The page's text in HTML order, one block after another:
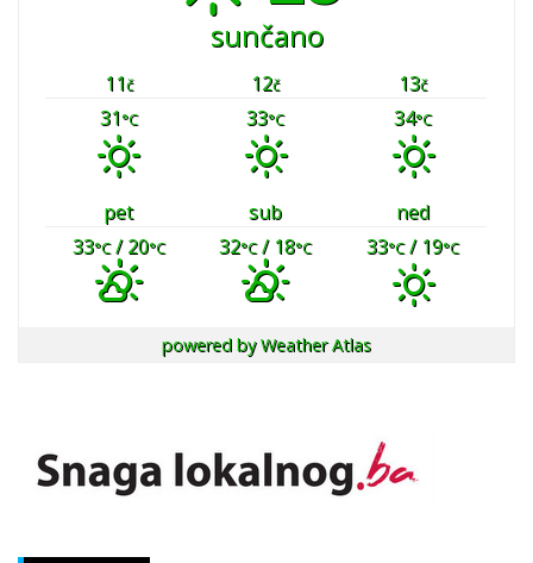
sunčano
11č 12č 13č
31°C 33°C 34°C
pet sub
ned
33°C/ 20°C 32°C/ 18°C 33°C/ 19°C
powered byWeather Atlas